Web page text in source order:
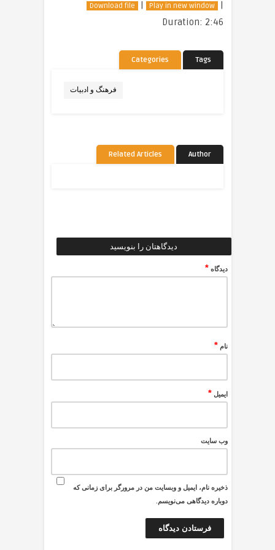
Download file | Play in new window
|
Duration: 2:46
Categories Tags
فرهنگ و ادبیات
Related Articles Author
دیدگاهتان را بنویسید
دیدگاه*
نام*
ایمیل*
وب‌ سایت
ذخیره نام، ایمیل و وبسایت من در مرورگر برای زمانی که
دوباره دیدگاهی می‌نویسم.